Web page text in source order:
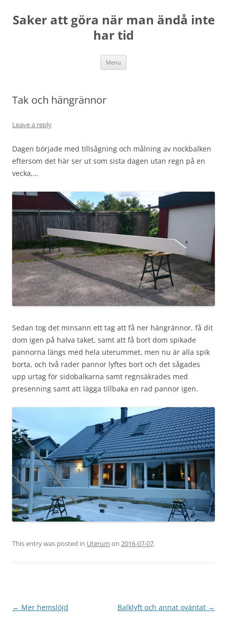
content
Saker att göra när man ändå inte
har tid
Menu
Tak och hängrännor
Leave a reply
Dagen började med tillsågning och målning av nockbalken
eftersom det här ser ut som sista dagen utan regn på en
vecka,…
Sedan tog det minsann ett tag att få ner hängrännor, få dit
dom igen på halva taket, samt att få bort dom spikade
pannorna längs med hela uterummet, men nu är alla spik
borta, och två rader pannor lyftes bort och det sågades
upp urtag för sidobalkarna samt regnsäkrades med
presenning samt att lägga tillbaka en rad pannor igen.
This entry was posted in Uterum on 2016-07-07.
Post
← Mer hemslöjd Balklyft och annat oväntat →